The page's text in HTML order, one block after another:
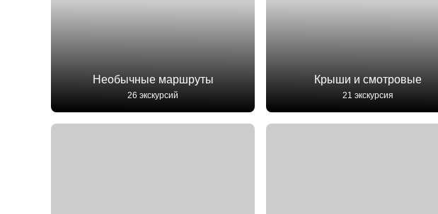
Необычные маршруты
26 экскурсий
Крыши и смотровые
21 экскурсия